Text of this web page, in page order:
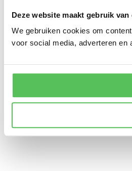
Deze website maakt gebruik van
We gebruiken cookies om
voor social media, adverteren en